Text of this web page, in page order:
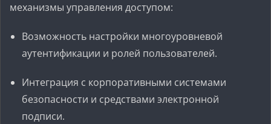
механизмы управления доступом:
Возможность настройки многоуровневой
аутентификации и ролей пользователей.
Интеграция с корпоративными системами
безопасности и средствами электронной
подписи.